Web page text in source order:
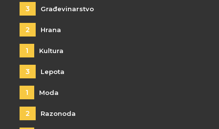
3 Građevinarstvo
2 Hrana
1 Kultura
3 Lepota
1 Moda
2 Razonoda